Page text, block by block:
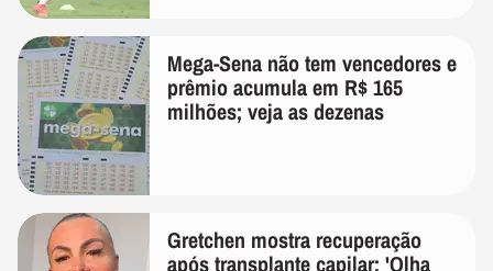
Mega-Sena não tem vencedores e
prêmio acumula em R$ 165
milhões; veja as dezenas
Gretchen mostra recuperação
após transplante capilar: 'Olha